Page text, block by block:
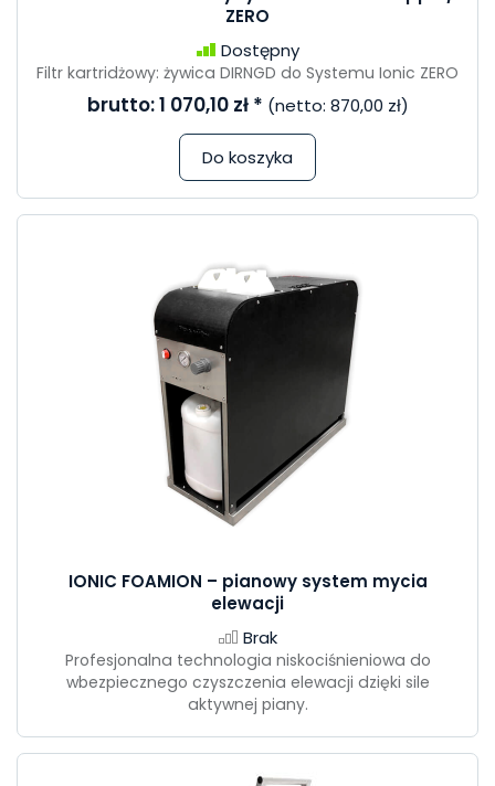
ZERO
Dostępny
Filtr kartridżowy: żywica DIRNGD do Systemu Ionic ZERO
brutto:1 070,10 zł* (netto: 870,00 zł)
Do koszyka
IONIC FOAMION – pianowy system mycia
elewacji
Brak
Profesjonalna technologia niskociśnieniowa do
wbezpiecznego czyszczenia elewacji dzięki sile
aktywnej piany.